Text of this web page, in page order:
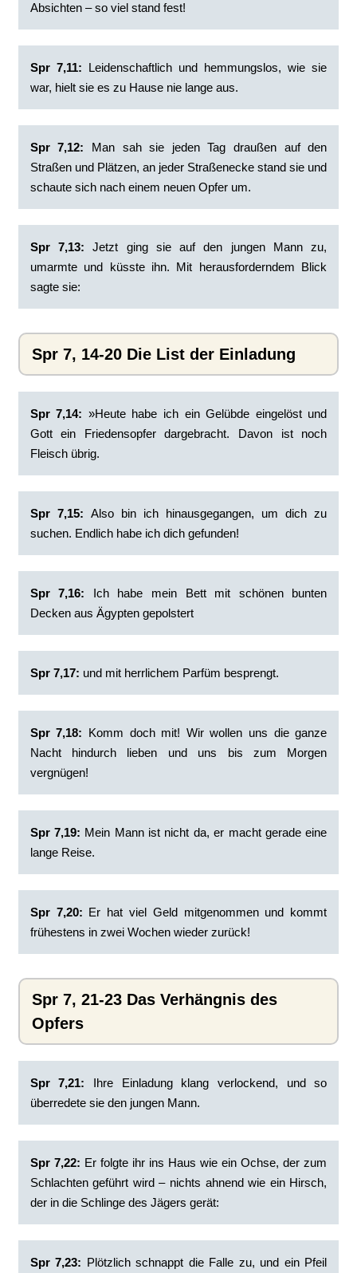
Absichten – so viel stand fest!
Spr 7,11: Leidenschaftlich und hemmungslos, wie sie
war, hielt sie es zu Hause nie lange aus.
Spr 7,12: Man sah sie jeden Tag draußen auf den
Straßen und Plätzen, an jeder Straßenecke stand sie und
schaute sich nach einem neuen Opfer um.
Spr 7,13:Jetzt ging sie auf den jungen Mann zu,
umarmte und küsste ihn. Mit herausforderndem Blick
sagte sie:
Spr 7, 14-20 Die List der Einladung
Spr 7,14: »Heute habe ich ein Gelübde eingelöst und
Gott ein Friedensopfer dargebracht. Davon ist noch
Fleisch übrig.
Spr 7,15: Also bin ich hinausgegangen, um dich zu
suchen. Endlich habe ich dich gefunden!
Spr 7,16: Ich habe mein Bett mit schönen bunten
Decken aus Ägypten gepolstert
Spr 7,17: und mit herrlichem Parfüm besprengt.
Spr 7,18: Komm doch mit! Wir wollen uns die ganze
Nacht hindurch lieben und uns bis zum Morgen
vergnügen!
Spr 7,19: Mein Mann ist nicht da, er macht gerade eine
lange Reise.
Spr 7,20: Er hat viel Geld mitgenommen und kommt
frühestens in zwei Wochen wieder zurück!
Spr 7, 21-23 Das Verhängnis des
Opfers
Spr 7,21: Ihre Einladung klang verlockend, und so
überredete sie den jungen Mann.
Spr 7,22: Er folgte ihr ins Haus wie ein Ochse, der zum
Schlachten geführt wird – nichts ahnend wie ein Hirsch,
der in die Schlinge des Jägers gerät:
Spr 7,23: Plötzlich schnappt die Falle zu, und ein Pfeil